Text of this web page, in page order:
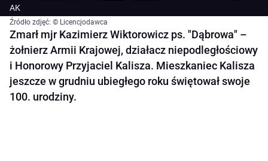
AK
Źródło zdjęć: © Licencjodawca
Zmarł mjr Kazimierz Wiktorowicz ps. "Dąbrowa" –
żołnierz Armii Krajowej, działacz niepodległościowy
i Honorowy Przyjaciel Kalisza. Mieszkaniec Kalisza
jeszcze w grudniu ubiegłego roku świętował swoje
100. urodziny.